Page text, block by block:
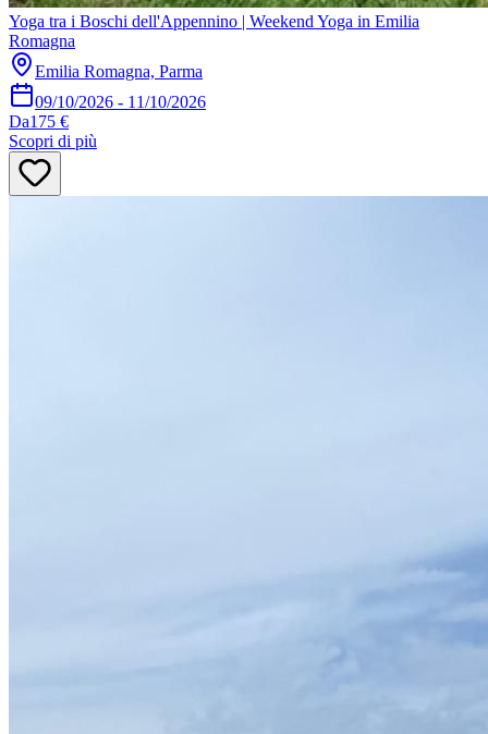
Yoga tra i Boschi dell'Appennino | Weekend Yoga in Emilia
Romagna
Emilia Romagna, Parma
09/10/2026 - 11/10/2026
Da175 €
Scopri di più